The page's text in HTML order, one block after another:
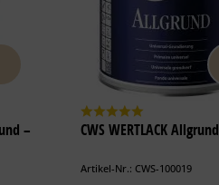
–
CWS WERTLACK Allgrund
Artikel-Nr.: CWS-100019